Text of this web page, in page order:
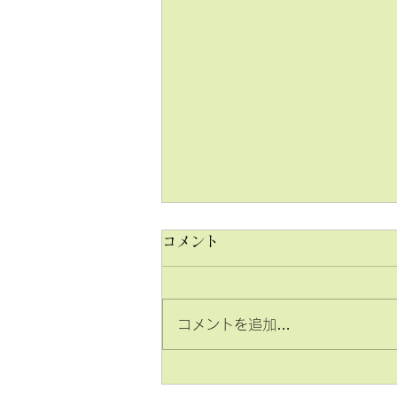
コメント
コメントを追加…